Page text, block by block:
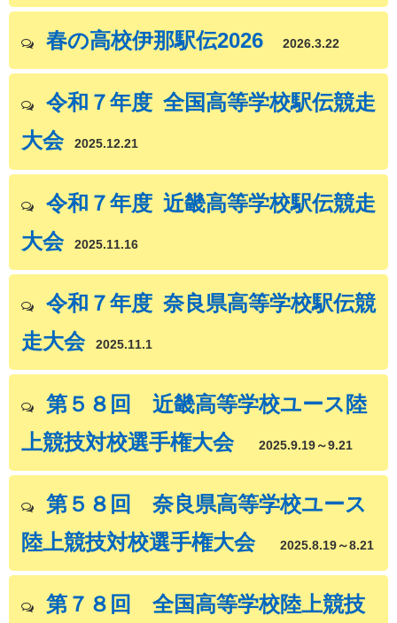
春の高校伊那駅伝2026 2026.3.22
令和７年度 全国高等学校駅伝競走
大会
2025.12.21
令和７年度 近畿高等学校駅伝競走
大会
2025.11.16
令和７年度 奈良県高等学校駅伝競
走大会
2025.11.1
第５８回 近畿高等学校ユース陸
上競技対校選手権大会
2025.9.19～9.21
第５８回 奈良県高等学校ユース
陸上競技対校選手権大会
2025.8.19～8.21
第７８回 全国高等学校陸上競技